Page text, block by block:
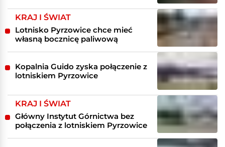
KRAJ I ŚWIAT
Lotnisko Pyrzowice chce mieć
własną bocznicę paliwową
Kopalnia Guido zyska połączenie z
lotniskiem Pyrzowice
KRAJ I ŚWIAT
Główny Instytut Górnictwa bez
połączenia z lotniskiem Pyrzowice